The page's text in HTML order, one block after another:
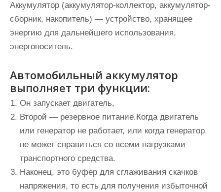
Аккумулятор (аккумулятор-коллектор, аккумулятор-
сборник, накопитель) — устройство, хранящее
энергию для дальнейшего использования,
энергоноситель.
Автомобильный аккумулятор
выполняет три функции:
Он запускает двигатель,
Второй — резервное питание.Когда двигатель
или генератор не работает, или когда генератор
не может справиться со всеми нагрузками
транспортного средства.
Наконец, это буфер для сглаживания скачков
напряжения, то есть для получения избыточной